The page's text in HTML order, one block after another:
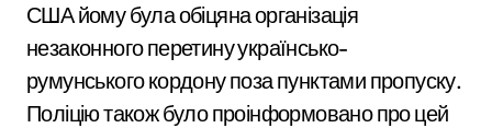
США йому була обіцяна організація
незаконного перетину українсько-
румунського кордону поза пунктами пропуску.
Поліцію також було проінформовано про цей